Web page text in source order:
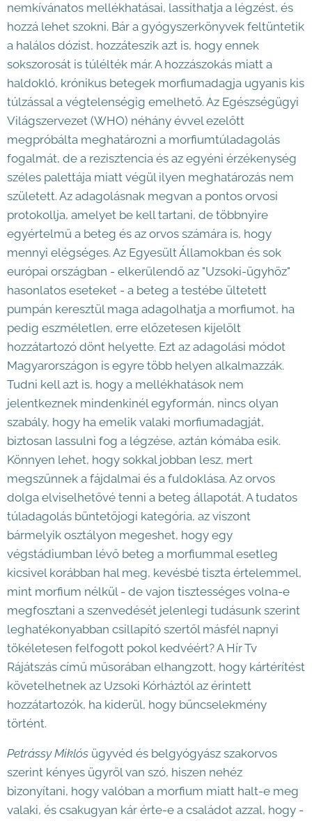
nemkívánatos mellékhatásai, lassíthatja a légzést, és
hozzá lehet szokni. Bár a gyógyszerkönyvek feltüntetik
a halálos dózist, hozzáteszik azt is, hogy ennek
sokszorosát is túlélték már. A hozzászokás miatt a
haldokló, krónikus betegek morfiumadagja ugyanis kis
túlzással a végtelenségig emelhető. Az Egészségügyi
Világszervezet (WHO) néhány évvel ezelőtt
megpróbálta meghatározni a morfiumtúladagolás
fogalmát, de a rezisztencia és az egyéni érzékenység
széles palettája miatt végül ilyen meghatározás nem
született. Az adagolásnak megvan a pontos orvosi
protokollja, amelyet be kell tartani, de többnyire
egyértelmű a beteg és az orvos számára is, hogy
mennyi elégséges. Az Egyesült Államokban és sok
európai országban - elkerülendő az "Uzsoki-ügyhöz"
hasonlatos eseteket - a beteg a testébe ültetett
pumpán keresztül maga adagolhatja a morfiumot, ha
pedig eszméletlen, erre előzetesen kijelölt
hozzátartozó dönt helyette. Ezt az adagolási módot
Magyarországon is egyre több helyen alkalmazzák.
Tudni kell azt is, hogy a mellékhatások nem
jelentkeznek mindenkinél egyformán, nincs olyan
szabály, hogy ha emelik valaki morfiumadagját,
biztosan lassulni fog a légzése, aztán kómába esik.
Könnyen lehet, hogy sokkal jobban lesz, mert
megszűnnek a fájdalmai és a fuldoklása. Az orvos
dolga elviselhetővé tenni a beteg állapotát. A tudatos
túladagolás büntetőjogi kategória, az viszont
bármelyik osztályon megeshet, hogy egy
végstádiumban lévő beteg a morfiummal esetleg
kicsivel korábban hal meg, kevésbé tiszta értelemmel,
mint morfium nélkül - de vajon tisztességes volna-e
megfosztani a szenvedését jelenlegi tudásunk szerint
leghatékonyabban csillapító szertől másfél napnyi
tökéletesen felfogott pokol kedvéért? A Hír Tv
Rájátszás című műsorában elhangzott, hogy kártérítést
követelhetnek az Uzsoki Kórháztól az érintett
hozzátartozók, ha kiderül, hogy bűncselekmény
történt.
Petrássy Miklós ügyvéd és belgyógyász szakorvos
szerint kényes ügyről van szó, hiszen nehéz
bizonyítani, hogy valóban a morfium miatt halt-e meg
valaki, és csakugyan kár érte-e a családot azzal, hogy -